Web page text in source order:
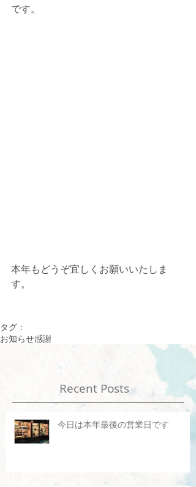
です。
本年もどうぞ宜しくお願いいたしま
す。
タグ：
お知らせ感謝
Recent Posts
今日は本年最後の営業日です